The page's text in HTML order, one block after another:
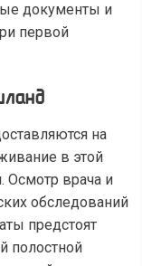
документы и
первой
на
в этой
Осмотр врача и
обследований
предстоят
полостной